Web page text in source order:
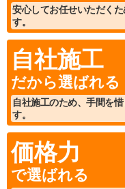
安心してお任せいただく
す。
自社施工
だから選ばれる
自社施工のため、手間を
す。
価格力
で選ばれる